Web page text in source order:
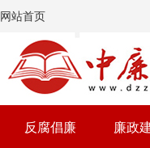
网站首页
反腐倡廉 廉政